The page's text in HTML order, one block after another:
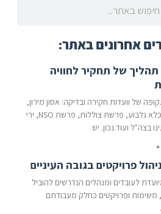
אחרונים באתר:
של תחקיר לחוויה
של וועדות חקירה ובדיקה: אסון מירון,
בריחה מכלא גלבוע, פרשת צוללות, פרשת NSO, ירי
בצה"ל ועוד.נכון. יש
פרויקטים בגובה העיניים
לעובדים ומנהלים הנדרשים להוביל
משימות ופרויקטים כחלק מעבודתם